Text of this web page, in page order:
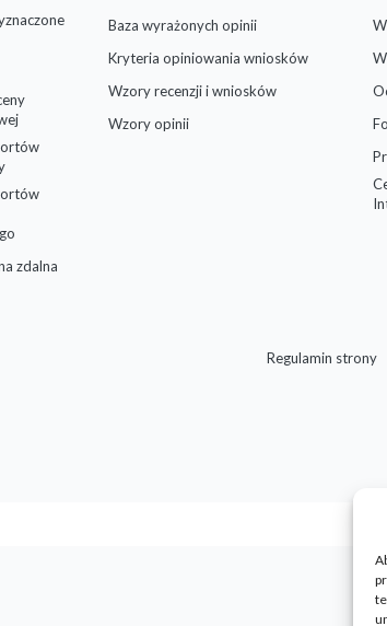
zdalna
Baza wyrażonych opinii
Kryteria opiniowania wniosków
Wzory recenzji i wniosków
Wzory opinii
Regulamin strony